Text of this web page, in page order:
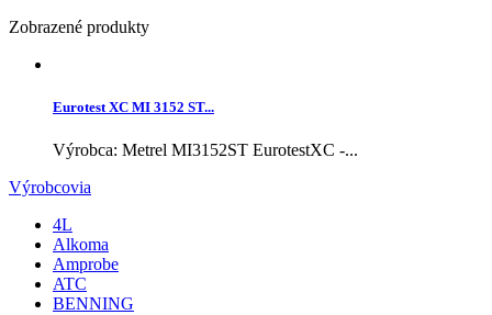
Zobrazené produkty
Eurotest XC MI 3152 ST...
Výrobca: Metrel MI3152ST EurotestXC -...
Výrobcovia
4L
Alkoma
Amprobe
ATC
BENNING